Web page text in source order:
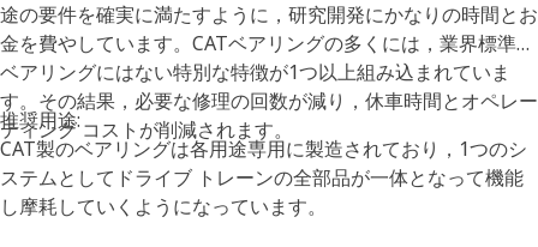
途の要件を確実に満たすように，研究開発にかなりの時間とお
金を費やしています。CATベアリングの多くには，業界標準の
ベアリングにはない特別な特徴が1つ以上組み込まれていま
す。その結果，必要な修理の回数が減り，休車時間とオペレー
ティング コストが削減されます。
推奨用途:
CAT製のベアリングは各用途専用に製造されており，1つのシ
ステムとしてドライブ トレーンの全部品が一体となって機能
し摩耗していくようになっています。